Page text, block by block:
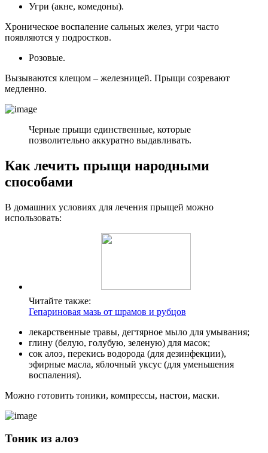
Угри (акне, комедоны).
Хроническое воспаление сальных желез, угри часто
появляются у подростков.
Розовые.
Вызываются клещом – железницей. Прыщи созревают
медленно.
Черные прыщи единственные, которые
позволительно аккуратно выдавливать.
Как лечить прыщи народными
способами
В домашних условиях для лечения прыщей можно
использовать:
Читайте также:
Гепариновая мазь от шрамов и рубцов
лекарственные травы, дегтярное мыло для умывания;
глину (белую, голубую, зеленую) для масок;
сок алоэ, перекись водорода (для дезинфекции),
эфирные масла, яблочный уксус (для уменьшения
воспаления).
Можно готовить тоники, компрессы, настои, маски.
Тоник из алоэ